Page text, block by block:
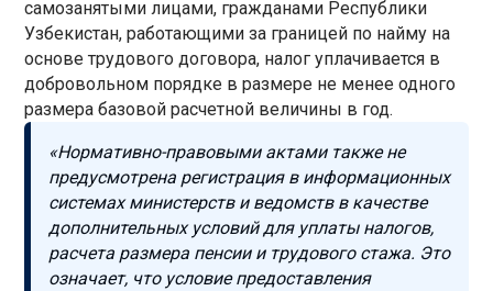
самозанятыми лицами, гражданами Республики
Узбекистан, работающими за границей по найму на
основе трудового договора, налог уплачивается в
добровольном порядке в размере не менее одного
размера базовой расчетной величины в год.
«Нормативно-правовыми актами также не
предусмотрена регистрация в информационных
системах министерств и ведомств в качестве
дополнительных условий для уплаты налогов,
расчета размера пенсии и трудового стажа. Это
означает, что условие предоставления